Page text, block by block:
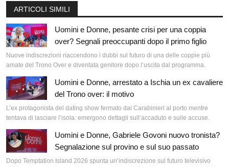
ARTICOLI SIMILI
Uomini e Donne, pesante crisi per una coppia
over? Segnali preoccupanti dopo il primo figlio
Nuove indiscrezioni riaccendono i dubbi sul futuro di una delle coppie più
amate del Trono Over e diventata genitore dopo l’uscita dal programma.
Uomini e Donne, arrestato a Ischia un ex cavaliere
del Trono over: il motivo
L’ex protagonista del dating show fermato dai Carabinieri al porto mentre
tentava di lasciare l’isola: emergono dettagli sull’accaduto e sulle accuse.
Uomini e Donne, Gabriele Govoni nuovo tronista?
Segnalazione sul provino e sul suo passato
Dopo Temptation Island 2026 spunta un’indiscrezione sul futuro televisivo